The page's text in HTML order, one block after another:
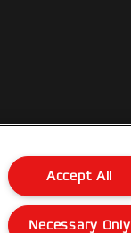
Accept All
Necessary Only